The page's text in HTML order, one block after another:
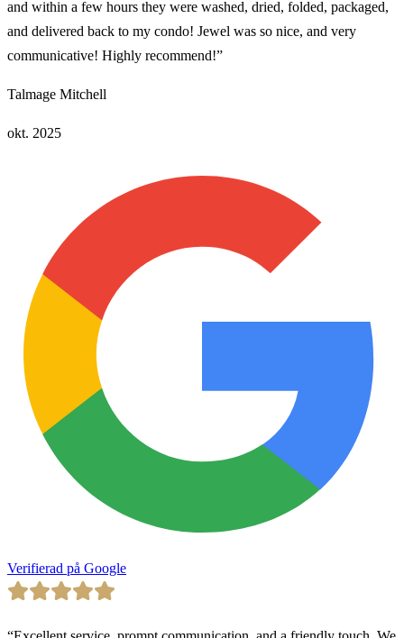
and within a few hours they were washed, dried, folded, packaged,
and delivered back to my condo! Jewel was so nice, and very
communicative! Highly recommend!”
Talmage Mitchell
okt. 2025
Verifierad på Google